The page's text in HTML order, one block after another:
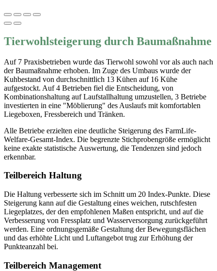
Tierwohlsteigerung durch Baumaßnahme
Auf 7 Praxisbetrieben wurde das Tierwohl sowohl vor als auch nach
der Baumaßnahme erhoben. Im Zuge des Umbaus wurde der
Kuhbestand von durchschnittlich 13 Kühen auf 16 Kühe
aufgestockt. Auf 4 Betrieben fiel die Entscheidung, von
Kombinationshaltung auf Laufstallhaltung umzustellen, 3 Betriebe
investierten in eine "Möblierung" des Auslaufs mit komfortablen
Liegeboxen, Fressbereich und Tränken.
Alle Betriebe erzielten eine deutliche Steigerung des FarmLife-
Welfare-Gesamt-Index. Die begrenzte Stichprobengröße ermöglicht
keine exakte statistische Auswertung, die Tendenzen sind jedoch
erkennbar.
Teilbereich Haltung
Die Haltung verbesserte sich im Schnitt um 20 Index-Punkte. Diese
Steigerung kann auf die Gestaltung eines weichen, rutschfesten
Liegeplatzes, der den empfohlenen Maßen entspricht, und auf die
Verbesserung von Fressplatz und Wasserversorgung zurückgeführt
werden. Eine ordnungsgemäße Gestaltung der Bewegungsflächen
und das erhöhte Licht­ und Luftangebot trug zur Erhöhung der
Punkteanzahl bei.
Teilbereich Management